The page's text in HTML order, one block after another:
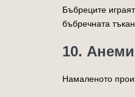
Бъбреците
бъбречната
10.
Намаленото